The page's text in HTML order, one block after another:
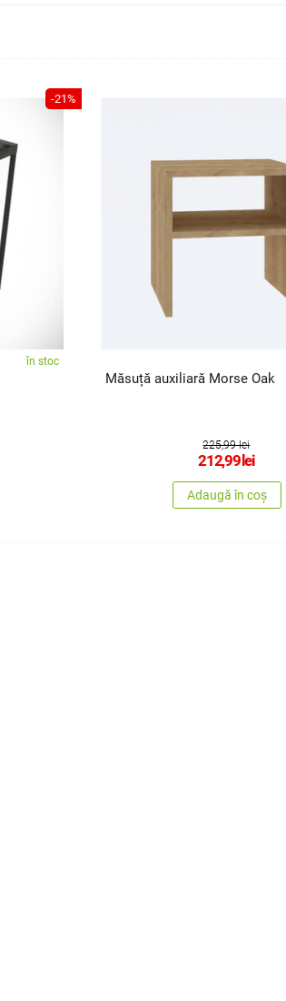
-21%
în stoc
Măsuță auxiliară Morse Oak
225,99 lei
212,99lei
Adaugă în coș